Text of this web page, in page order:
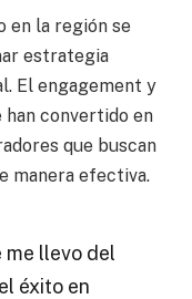
en la región se
estrategia
El engagement y
convertido en
que buscan
manera efectiva.
me llevo del
éxito en